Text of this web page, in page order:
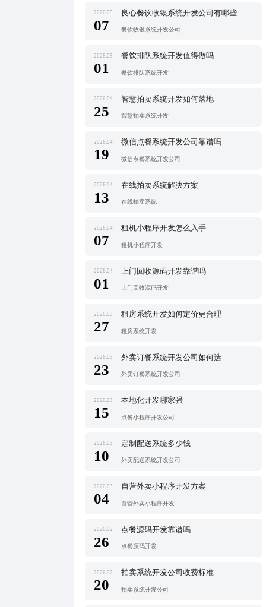
2026.05
07
良心餐饮收银系统开发公司有哪些
餐饮收银系统开发公司
2026.05
01
餐饮排队系统开发值得做吗
餐饮排队系统开发
2026.04
25
智慧拍卖系统开发如何落地
智慧拍卖系统开发
2026.04
19
微信点餐系统开发公司靠谱吗
微信点餐系统开发公司
2026.04
13
在线拍卖系统解决方案
在线拍卖系统
2026.04
07
租机小程序开发怎么入手
租机小程序开发
2026.04
01
上门回收源码开发靠谱吗
上门回收源码开发
2026.03
27
租房系统开发如何定价更合理
租房系统开发
2026.03
23
外卖订餐系统开发公司如何选
外卖订餐系统开发公司
2026.03
15
本地化开发哪家强
点餐小程序开发公司
2026.03
10
定制配送系统多少钱
外卖配送系统开发公司
2026.03
04
自营外卖小程序开发方案
自营外卖小程序开发
2026.02
26
点餐源码开发靠谱吗
点餐源码开发
2026.02
20
拍卖系统开发公司收费标准
拍卖系统开发公司